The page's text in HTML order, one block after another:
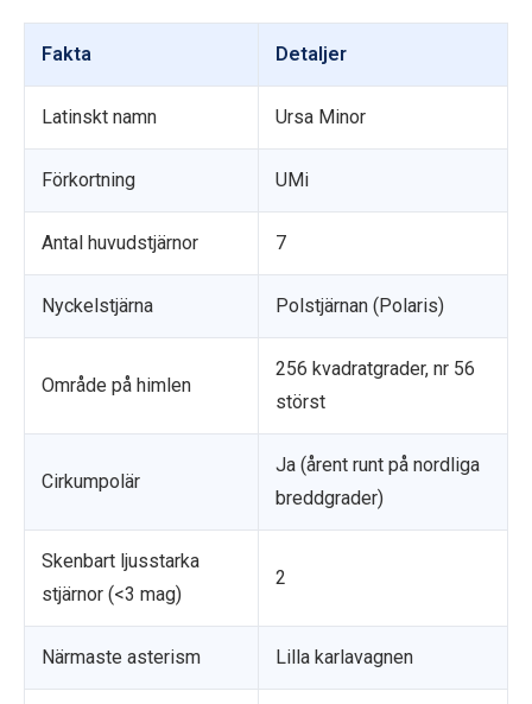
Fakta Detaljer
Latinskt namn Ursa Minor
Förkortning UMi
Antal huvudstjärnor 7
Nyckelstjärna Polstjärnan (Polaris)
Område på himlen
256 kvadratgrader, nr 56
störst
Cirkumpolär
Ja (årent runt på nordliga
breddgrader)
Skenbart ljusstarka
stjärnor (<3 mag)
2
Närmaste asterism Lilla karlavagnen